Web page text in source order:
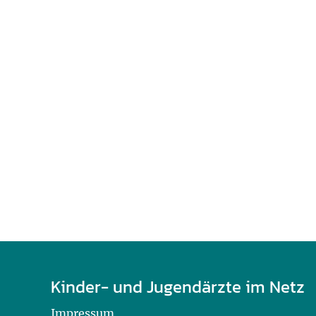
Kinder- und Jugendärzte im Netz
Impressum